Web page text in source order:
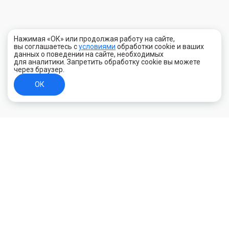
Нажимая «ОК» или продолжая работу на сайте,
вы соглашаетесь сусловиями обработки cookie и ваших
данных о поведении на сайте, необходимых
для аналитики. Запретить обработку cookie вы можете
через браузер.
ОК